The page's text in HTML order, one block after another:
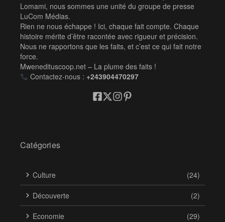
Lomami, nous sommes une unité du groupe de presse
LuCom Médias.
Rien ne nous échappe ! Ici, chaque fait compte. Chaque
histoire mérite d’être racontée avec rigueur et précision.
Nous ne rapportons que les faits, et c’est ce qui fait notre
force.
Mwenedituscoop.net – La plume des faits !
Contactez-nous : +243904470297
Catégories
Culture (24)
Découverte (2)
Economie (29)